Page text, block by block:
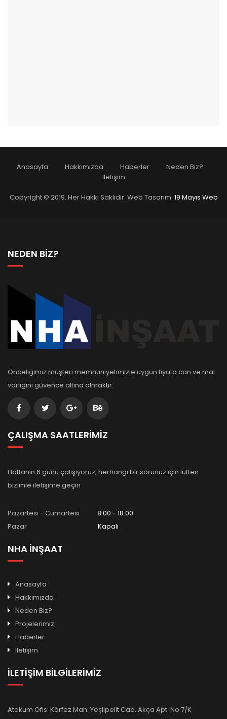
Anasayfa Hakkımızda Haberler
Neden Biz?
İletişim
Copyright © 2019. Her Hakkı Saklıdır. Web Tasarım: 19 Mayıs Web
NEDEN BİZ?
Önceliğimiz müşteri memnuniyetimizle uygun fiyata can ve mal
varlığını güvence altına almaktır.
ÇALIŞMA SAATLERİMİZ
Haftanın 6 günü çalışıyoruz, herhangi bir sorunuz için lütfen
bizimle iletişime geçin
Pazartesi - Cumartesi
8.00 - 18.00
Pazar
Kapalı
NHA İNŞAAT
Anasayfa
Hakkımızda
Neden Biz?
Projelerimiz
Haberler
İletişim
İLETİŞİM BİLGİLERİMİZ
Atakum Ofis: Körfez Mah. Yeşilpelit Cad. Akça Apt. No:7/K